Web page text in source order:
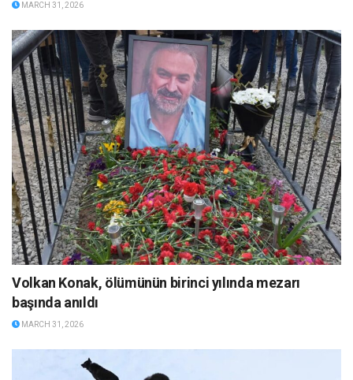
MARCH 31, 2026
Volkan Konak, ölümünün birinci yılında mezarı
başında anıldı
MARCH 31, 2026